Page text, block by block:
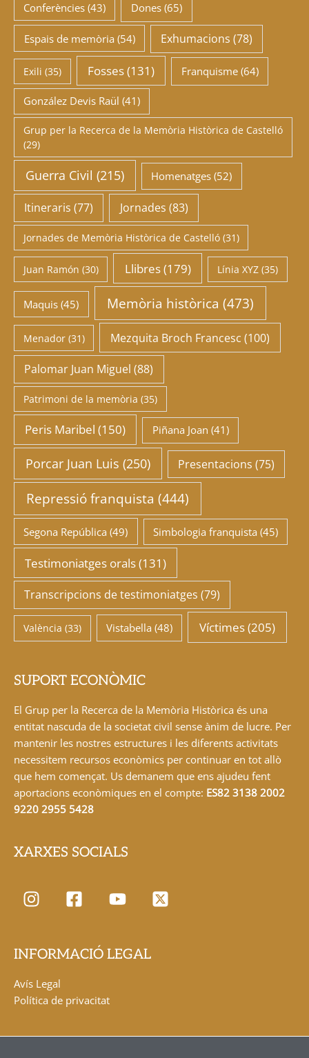
Conferències (43) Dones(65)
Espais de memòria (54) Exhumacions (78)
Exili (35) Fosses(131) Franquisme(64)
González Devis Raül (41)
Grup per la Recerca de la Memòria Històrica de Castelló
(29)
Guerra Civil (215) Homenatges (52)
Itineraris (77) Jornades (83)
Jornades de Memòria Històrica de Castelló(31)
Juan Ramón (30) Llibres(179) Línia XYZ (35)
Maquis (45) Memòria històrica (473)
Menador(31) Mezquita Broch Francesc (100)
Palomar Juan Miguel (88)
Patrimoni de la memòria (35)
Peris Maribel (150) Piñana Joan (41)
Porcar Juan Luis (250) Presentacions (75)
Repressió franquista (444)
Segona República (49) Simbologia franquista (45)
Testimoniatges orals(131)
Transcripcions de testimoniatges (79)
València (33) Vistabella (48) Víctimes(205)
SUPORT ECONÒMIC
El Grup per la Recerca de la Memòria Històrica és una
entitat nascuda de la societat civil sense ànim de lucre. Per
mantenir les nostres estructures i les diferents activitats
necessitem recursos econòmics per continuar en tot allò
que hem començat. Us demanem que ens ajudeu fent
aportacions econòmiques en el compte: ES82 3138 2002
9220 2955 5428
XARXES SOCIALS
INFORMACIÓ LEGAL
Avís Legal
Política de privacitat